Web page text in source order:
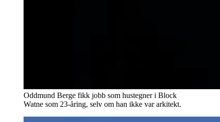
Oddmund Berge fikk jobb som hustegner i Block
Watne som 23-åring, selv om han ikke var arkitekt.